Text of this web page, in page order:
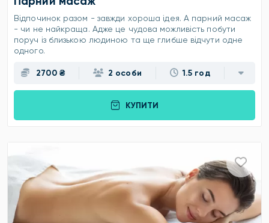
Відпочинок разом - завжди хороша ідея. А парний масаж
- чи не найкраща. Адже це чудова можливість побути
поруч із близькою людиною та ще глибше відчути одне
одного.
2700 ₴ 2 особи 1.5 год
КУПИТИ